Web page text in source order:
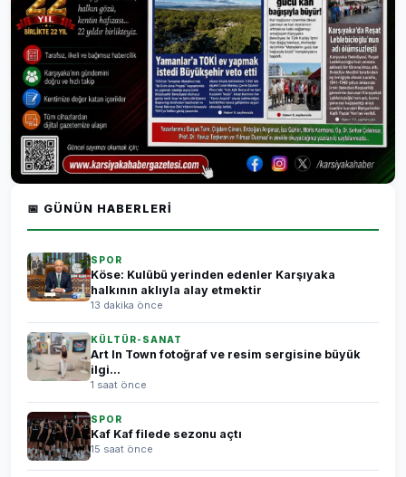
📅 GÜNÜN HABERLERI
SPOR
Köse: Kulübü yerinden edenler Karşıyaka
halkının aklıyla alay etmektir
13 dakika önce
KÜLTÜR-SANAT
Art In Town fotoğraf ve resim sergisine büyük
ilgi...
1 saat önce
SPOR
Kaf Kaf filede sezonu açtı
15 saat önce